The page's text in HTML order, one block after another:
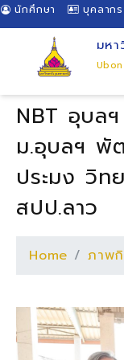
นักศึกษา บุคลากร
มห
NBT อุบลฯ
ม.อุบลฯ พั
ประมง วิท
สปป.ลาว
Home ภาพ